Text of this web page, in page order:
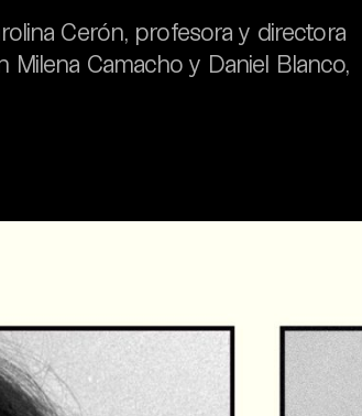
Cerón, profesora y directora
Camacho y Daniel Blanco,